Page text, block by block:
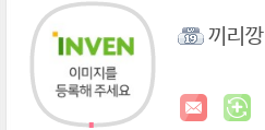
끼리깡